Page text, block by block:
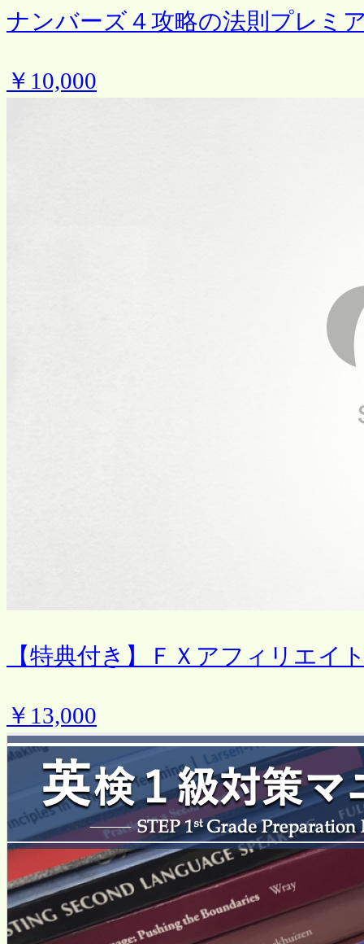
ナンバーズ４攻略の法則プレミ
￥10,000
【特典付き】ＦＸアフィリエイ
￥13,000